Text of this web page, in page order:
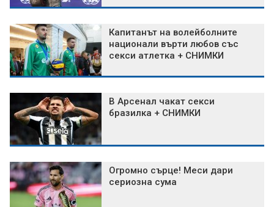
Капитанът на волейболните
национали върти любов със
секси атлетка + СНИМКИ
В Арсенал чакат секси
бразилка + СНИМКИ
Огромно сърце! Меси дари
сериозна сума